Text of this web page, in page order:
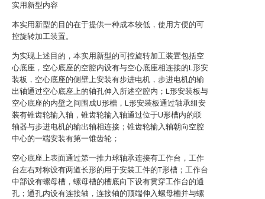
实用新型内容
本实用新型的目的在于提供一种成本较低，使用方便的可
控旋转加工装置。
为实现上述目的，本实用新型的可控旋转加工装置包括空
心底座，空心底座的空腔内设有与空心底座相连接的L形安
装板，空心底座的侧壁上安装有步进电机，步进电机的输
出轴通过空心底座上的轴孔伸入所述空腔内；L形安装板与
空心底座的内壁之间围成U形槽，L形安装板通过轴承组安
装有锥齿轮输入轴，锥齿轮输入轴通过位于U形槽内的联
轴器与步进电机的输出轴相连接；锥齿轮输入轴朝向空腔
中心的一端安装有第一锥齿轮；
空心底座上表面通过第一推力球轴承连接有工作台，工作
台左右对称设有两道长形的用于安装工件的T形槽；工作台
中部设有螺母槽，螺母槽的槽底向下设有贯穿工作台的通
孔；通孔内设有连接轴，连接轴的顶端伸入螺母槽并与螺